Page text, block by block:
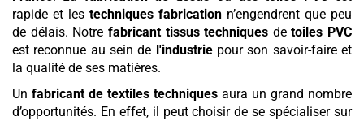
rapide et les techniques fabrication n’engendrent que peu
de délais. Notre fabricant tissus techniques detoiles PVC
est reconnue au sein de l'industriepour son savoir-faire et
la qualité de ses matières.
Un fabricant de textiles techniques aura un grand nombre
d’opportunités. En effet, il peut choisir de se spécialiser sur